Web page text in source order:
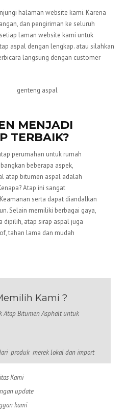
halaman website kami. Karena
dan pengiriman ke seluruh
laman website kami untuk
aspal dengan lengkap. atau silahkan
langsung dengan customer
MENJADI
TERBAIK?
perumahan untuk rumah
beberapa aspek,
atap bitumen aspal adalah
Atap ini sangat
serta dapat diandalkan
Selain memiliki berbagai gaya,
dipilih, atap sirap aspal juga
tahan lama dan mudah
Kami ?
Atap Bitumen Asphalt untuk
produk merek lokal dan import
Kami
update
kami